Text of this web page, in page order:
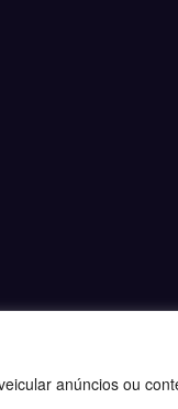
anúncios ou